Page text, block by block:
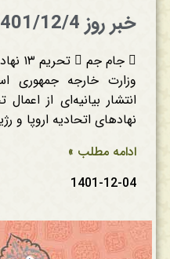
خبر روز 1401/12/4
وزارت خارجه جمهوری
انتشار بیانیه‌ای از
نهادهای اتحادیه اروپا و
ادامه مطلب »
1401-12-04